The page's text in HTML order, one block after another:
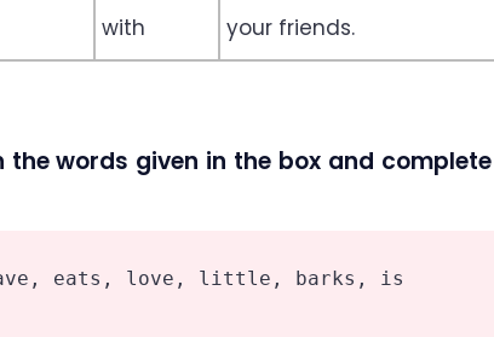
with your friends.
the words given in the box and
eats, love, little, barks, is